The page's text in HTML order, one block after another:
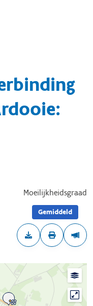
Moeilijkheidsgraad
Gemiddeld